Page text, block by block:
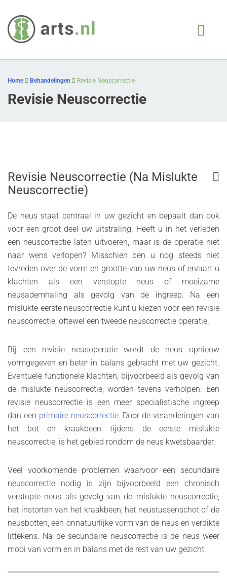
behandeling, op juiste
moment
Home Behandelingen Revisie Neuscorrectie
Revisie Neuscorrectie
Revisie Neuscorrectie (Na Mislukte
Neuscorrectie)
De neus staat centraal in uw gezicht en bepaalt dan ook
voor een groot deel uw uitstraling. Heeft u in het verleden
een neuscorrectie laten uitvoeren, maar is de operatie niet
naar wens verlopen? Misschien ben u nog steeds niet
tevreden over de vorm en grootte van uw neus of ervaart u
klachten als een verstopte neus of moeizame
neusademhaling als gevolg van de ingreep. Na een
mislukte eerste neuscorrectie kunt u kiezen voor een revisie
neuscorrectie, oftewel een tweede neuscorrectie operatie.
Bij een revisie neusoperatie wordt de neus opnieuw
vormgegeven en beter in balans gebracht met uw gezicht.
Eventuele functionele klachten, bijvoorbeeld als gevolg van
de mislukte neuscorrectie, worden tevens verholpen. Een
revisie neuscorrectie is een meer specialistische ingreep
dan een primaire neuscorrectie. Door de veranderingen van
het bot en kraakbeen tijdens de eerste mislukte
neuscorrectie, is het gebied rondom de neus kwetsbaarder.
Veel voorkomende problemen waarvoor een secundaire
neuscorrectie nodig is zijn bijvoorbeeld een chronisch
verstopte neus als gevolg van de mislukte neuscorrectie,
het instorten van het kraakbeen, het neustussenschot of de
neusbotten, een onnatuurlijke vorm van de neus en verdikte
littekens. Na de secundaire neuscorrectie is de neus weer
mooi van vorm en in balans met de rest van uw gezicht.